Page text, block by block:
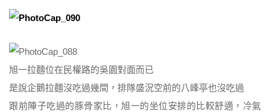
旭一拉麵位在民權路的吳園對面而已
是說企鵝拉麵沒吃過幾間，排隊盛況空前的八峰亭也沒吃過
跟前陣子吃過的豚骨家比，旭一的坐位安排的比較舒適，冷氣